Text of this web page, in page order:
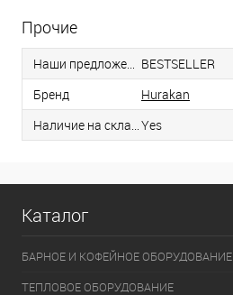
Прочие
Наши предложения BESTSELLER
Бренд
Hurakan
Наличие на складеYes
Каталог
БАРНОЕ И КОФЕЙНОЕ ОБОРУДОВАНИЕ
ТЕПЛОВОЕ ОБОРУДОВАНИЕ